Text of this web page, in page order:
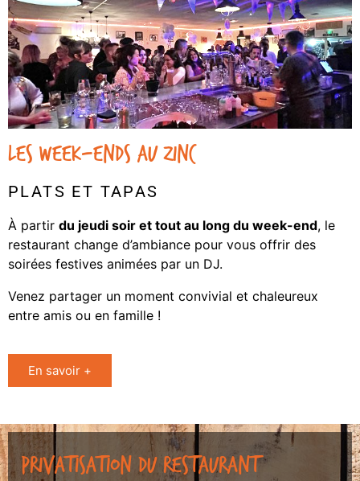
LES WEEK-ENDS AU ZINC
PLATS ET TAPAS
À partir du jeudi soir et tout au long du week-end, le
restaurant change d’ambiance pour vous offrir des
soirées festives animées par un DJ.
Venez partager un moment convivial et chaleureux
entre amis ou en famille !
En savoir +
PRIVATISATION DU RESTAURANT